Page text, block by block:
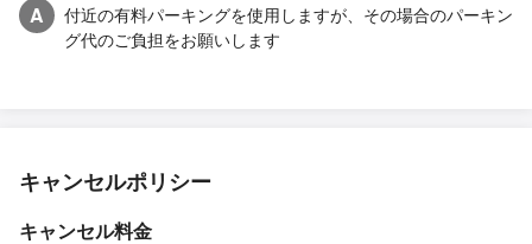
A
付近の有料パーキングを使用しますが、その場合のパーキン
グ代のご負担をお願いします
キャンセルポリシー
キャンセル料金